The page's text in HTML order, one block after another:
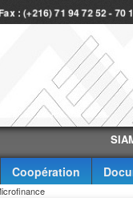
: (+216) 71 94 72 52 - 70
SIAME-2
Coopération